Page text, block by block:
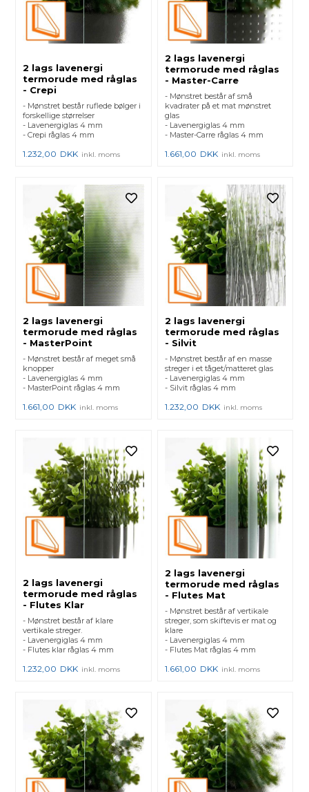
2 lags lavenergi
termorude med råglas
- Crepi
- Mønstret består ruflede bølger i
forskellige størrelser
- Lavenergiglas 4 mm
- Crepi råglas 4 mm
1.232,00 DKK inkl. moms
2 lags lavenergi
termorude med råglas
- Master-Carre
- Mønstret består af små
kvadrater på et mat mønstret
glas
- Lavenergiglas 4 mm
- Master-Carre råglas 4 mm
1.661,00 DKK inkl. moms
2 lags lavenergi
termorude med råglas
- MasterPoint
- Mønstret består af meget små
knopper
- Lavenergiglas 4 mm
- MasterPoint råglas 4 mm
1.661,00 DKK inkl. moms
2 lags lavenergi
termorude med råglas
- Silvit
- Mønstret består af en masse
streger i et tåget/matteret glas
- Lavenergiglas 4 mm
- Silvit råglas 4 mm
1.232,00 DKK inkl. moms
2 lags lavenergi
termorude med råglas
- Flutes Klar
- Mønstret består af klare
vertikale streger.
- Lavenergiglas 4 mm
- Flutes klar råglas 4 mm
1.232,00 DKK inkl. moms
2 lags lavenergi
termorude med råglas
- Flutes Mat
- Mønstret består af vertikale
streger, som skiftevis er mat og
klare
- Lavenergiglas 4 mm
- Flutes Mat råglas 4 mm
1.661,00 DKK inkl. moms